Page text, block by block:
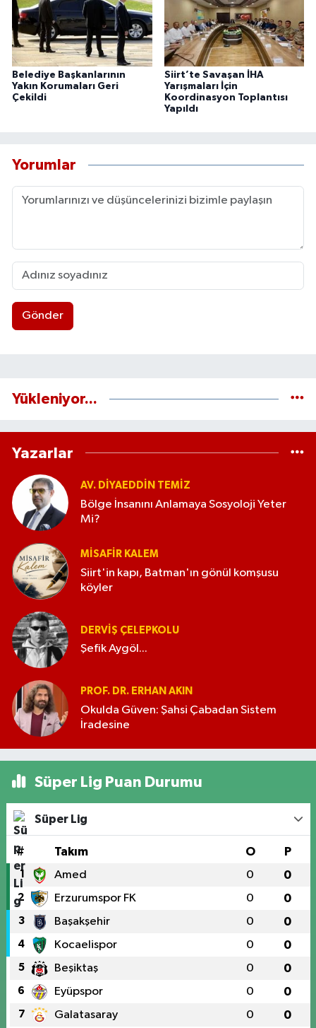
Belediye Başkanlarının
Yakın Korumaları Geri
Çekildi
Siirt’te Savaşan İHA
Yarışmaları İçin
Koordinasyon Toplantısı
Yapıldı
Yorumlar
Gönder
Yükleniyor...
Yazarlar
AV. DIYAEDDIN TEMIZ
Bölge İnsanını Anlamaya Sosyoloji Yeter
Mi?
MISAFIR KALEM
Siirt'in kapı, Batman'ın gönül komşusu
köyler
DERVIŞ ÇELEPKOLU
Şefik Aygöl...
PROF. DR. ERHAN AKIN
Okulda Güven: Şahsi Çabadan Sistem
İradesine
Süper Lig Puan Durumu
Süper Lig
# Takım O P
1 Amed 0 0
2 Erzurumspor FK 0 0
3 Başakşehir 0 0
4 Kocaelispor 0 0
5 Beşiktaş 0 0
6 Eyüpspor 0 0
7 Galatasaray 0 0